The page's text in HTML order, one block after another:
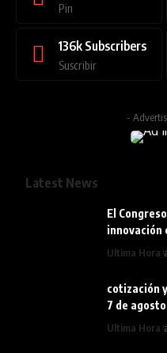
Pin
136k Subscribers
Suscribir
-
Latest News
El
innovación
Ultima Hora
cotización
7 de
Ultima Hora